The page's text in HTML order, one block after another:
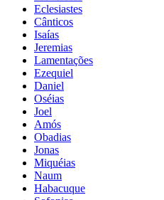
Eclesiastes
Cânticos
Isaías
Jeremias
Lamentações
Ezequiel
Daniel
Oséias
Joel
Amós
Obadias
Jonas
Miquéias
Naum
Habacuque